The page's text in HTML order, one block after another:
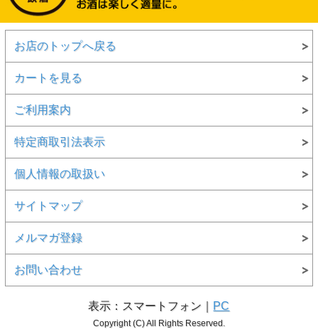
お店のトップへ戻る
カートを見る
ご利用案内
特定商取引法表示
個人情報の取扱い
サイトマップ
メルマガ登録
お問い合わせ
表示：スマートフォン｜ PC
Copyright (C) All Rights Reserved.